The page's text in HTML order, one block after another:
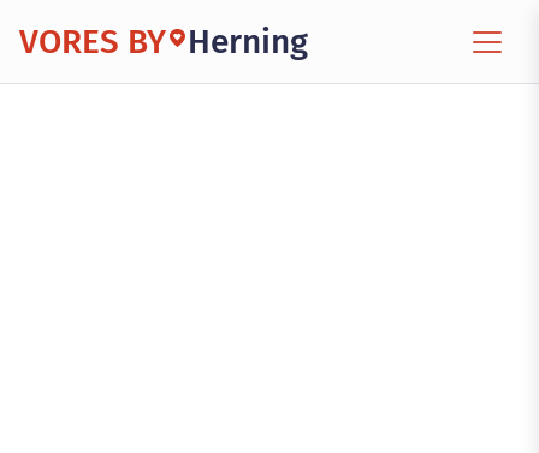
VORES BY Herning